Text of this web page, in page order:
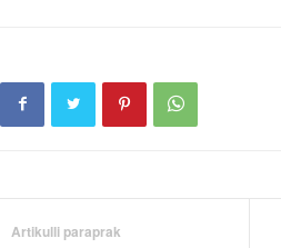
Artikulli paraprak